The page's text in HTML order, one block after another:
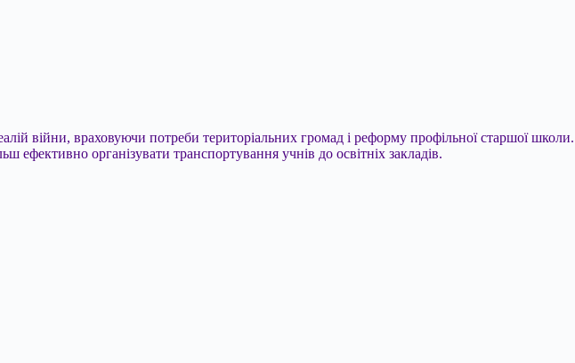
війни, враховуючи потреби територіальних громад і реформу профільної старшої школи.
організувати транспортування учнів до освітніх закладів.